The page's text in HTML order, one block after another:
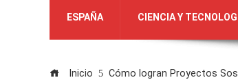
ESPAÑA CIENCIA Y
Inicio Cómo logran Proyectos